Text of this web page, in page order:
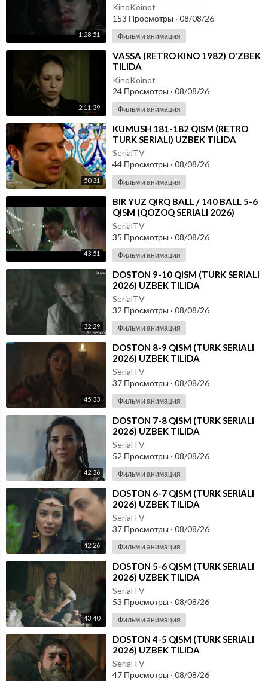
1:28:51
KinoKoinot
153 Просмотры · 08/08/26
Фильм и анимация
2:11:39
⁣VASSA (RETRO KINO 1982) O'ZBEK
TILIDA
KinoKoinot
24 Просмотры · 08/08/26
Фильм и анимация
50:31
⁣KUMUSH 181-182 QISM (RETRO
TURK SERIALI) UZBEK TILIDA
SerialTV
44 Просмотры · 08/08/26
Фильм и анимация
43:51
⁣⁣BIR YUZ QIRQ BALL / 140 BALL 5-6
QISM (QOZOQ SERIALI 2026)
UZBEK TILIDA
SerialTV
35 Просмотры · 08/08/26
Фильм и анимация
32:29
⁣DOSTON 9-10 QISM (TURK SERIALI
2026) UZBEK TILIDA
SerialTV
32 Просмотры · 08/08/26
Фильм и анимация
45:33
⁣DOSTON 8-9 QISM (TURK SERIALI
2026) UZBEK TILIDA
SerialTV
37 Просмотры · 08/08/26
Фильм и анимация
42:36
⁣DOSTON 7-8 QISM (TURK SERIALI
2026) UZBEK TILIDA
SerialTV
52 Просмотры · 08/08/26
Фильм и анимация
42:26
⁣DOSTON 6-7 QISM (TURK SERIALI
2026) UZBEK TILIDA
SerialTV
37 Просмотры · 08/08/26
Фильм и анимация
43:40
⁣DOSTON 5-6 QISM (TURK SERIALI
2026) UZBEK TILIDA
SerialTV
53 Просмотры · 08/08/26
Фильм и анимация
⁣DOSTON 4-5 QISM (TURK SERIALI
2026) UZBEK TILIDA
SerialTV
47 Просмотры · 08/08/26